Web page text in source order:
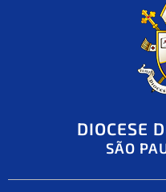
DIOCESE
SÃO